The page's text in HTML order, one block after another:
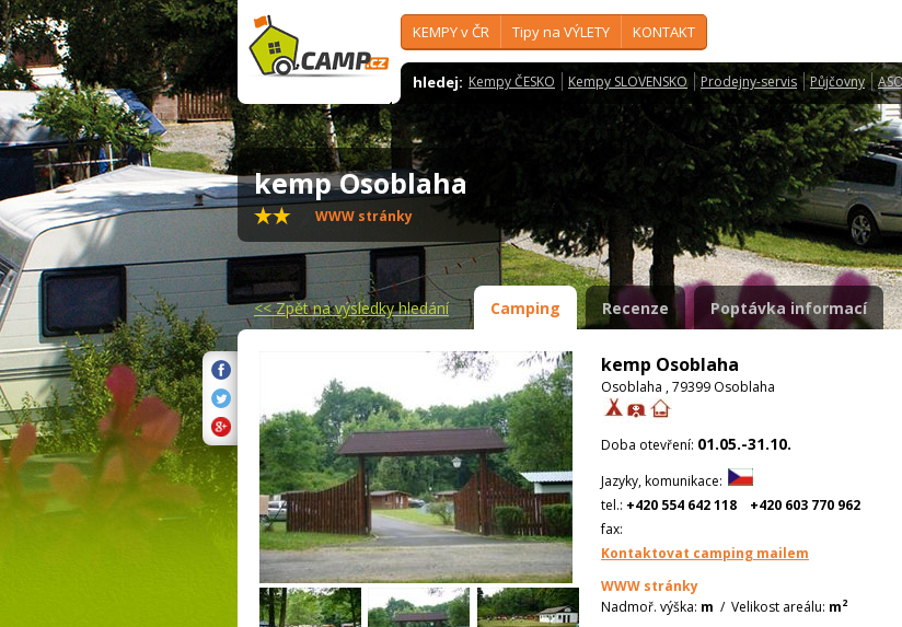
KEMPY v ČR Tipy na VÝLETY KONTAKT
hledej: Kempy ČESKO Kempy SLOVENSKO Prodejny-servis Půjčovny
kemp Osoblaha
WWW stránky
<<Zpět na výsledky hledání Camping Recenze Poptávka informací
kemp Osoblaha
Osoblaha , 79399 Osoblaha
Doba otevření: 01.05.-31.10.
Jazyky, komunikace:
tel.: +420 554 642 118
+420 603 770 962
fax:
Kontaktovat camping mailem
WWW stránky
Nadmoř. výška: m / Velikost areálu: m2